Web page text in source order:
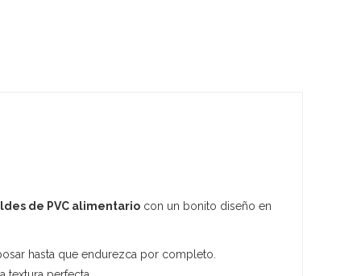
de PVC alimentario con un bonito diseño en
hasta que endurezca por completo.